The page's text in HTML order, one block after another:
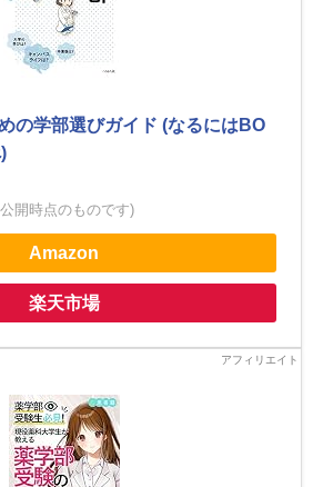
の学部選びガイド (なるにはBO
開時点のものです)
Amazon
楽天市場